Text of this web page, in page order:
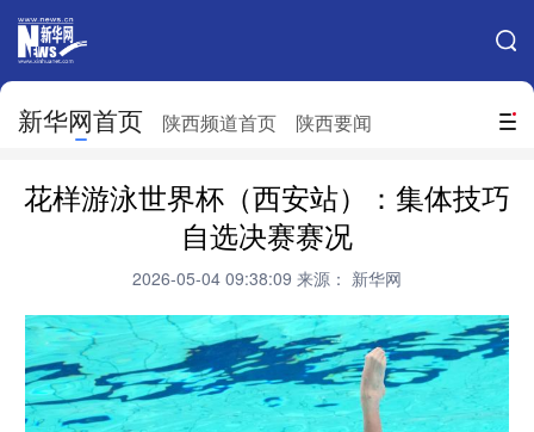
搜索
新华网首页 陕西频道首页 陕西要闻
网站地图
北京 天津 河北 山西
吉林 上海
浙江 安徽 福建 江西
山东 河南 湖北 湖南
广东 广西 海南 重庆
花样游泳世界杯（西安站）：集体技巧
自选决赛赛况
2026-05-04 09:38:09 来源： 新华网